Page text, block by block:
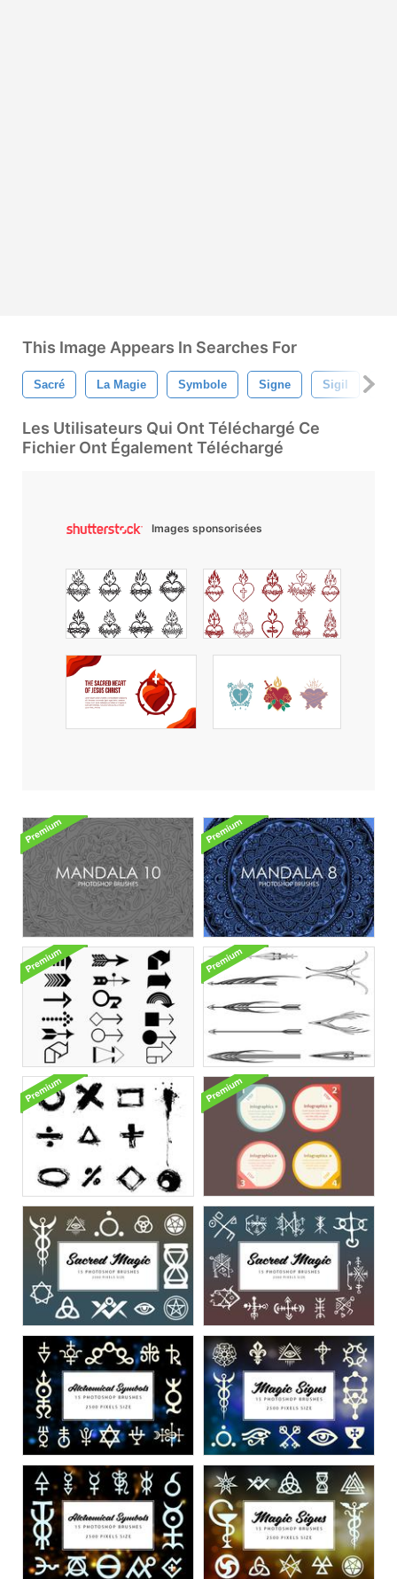
This Image Appears In Searches For
Sacré La Magie Symbole Signe Sigil
Les Utilisateurs Qui Ont Téléchargé Ce
Fichier Ont Également Téléchargé
Images sponsorisées